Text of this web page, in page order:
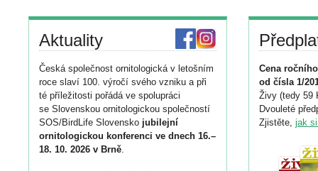
Aktuality
Česká společnost ornitologická v letošním
roce slaví 100. výročí svého vzniku a při
té příležitosti pořádá ve spolupráci
se Slovenskou ornitologickou společností
SOS/BirdLife Slovensko jubilejní
ornitologickou konferenci ve dnech 16.–
18. 10. 2026 v Brně.
Cena
od čísla 1/
Živy (tedy 59
Dvouleté
Zjistěte, jak